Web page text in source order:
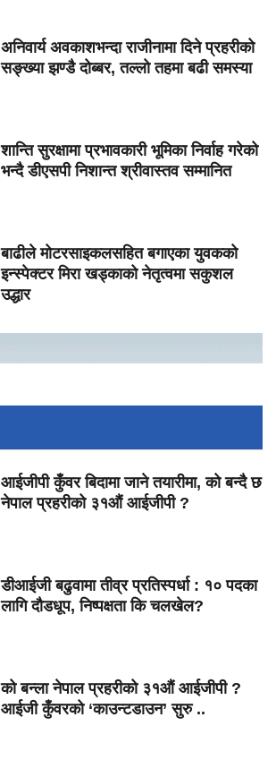
अनिवार्य अवकाशभन्दा राजीनामा दिने प्रहरीको
सङ्ख्या झण्डै दोब्बर, तल्लो तहमा बढी समस्या
शान्ति सुरक्षामा प्रभावकारी भूमिका निर्वाह गरेको
भन्दै डीएसपी निशान्त श्रीवास्तव सम्मानित
बाढीले मोटरसाइकलसहित बगाएका युवकको
इन्स्पेक्टर मिरा खड्काको नेतृत्वमा सकुशल
उद्धार
आईजीपी कुँवर बिदामा जाने तयारीमा, को बन्दै छ
नेपाल प्रहरीको ३१औं आईजीपी ?
डीआईजी बढुवामा तीव्र प्रतिस्पर्धा : १० पदका
लागि दौडधूप, निष्पक्षता कि चलखेल?
को बन्ला नेपाल प्रहरीको ३१औं आईजीपी ?
आईजी कुँवरको ‘काउन्टडाउन’ सुरु ..